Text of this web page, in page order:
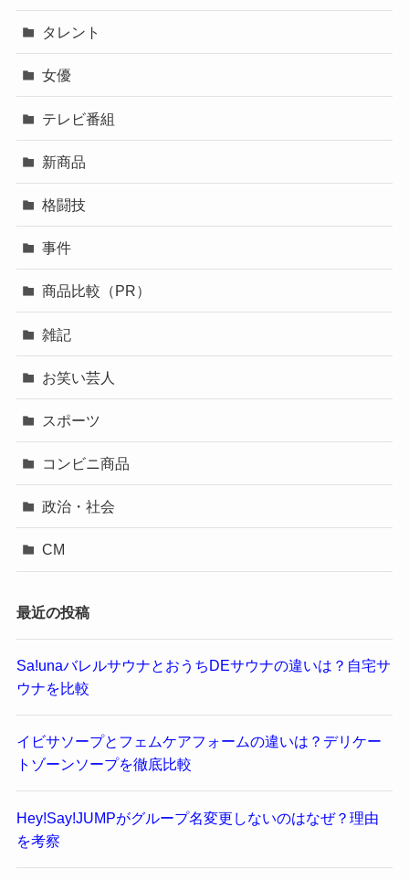
タレント
女優
テレビ番組
新商品
格闘技
事件
商品比較（PR）
雑記
お笑い芸人
スポーツ
コンビニ商品
政治・社会
CM
最近の投稿
Sa!unaバレルサウナとおうちDEサウナの違いは？自宅サ
ウナを比較
イビサソープとフェムケアフォームの違いは？デリケー
トゾーンソープを徹底比較
Hey!Say!JUMPがグループ名変更しないのはなぜ？理由
を考察